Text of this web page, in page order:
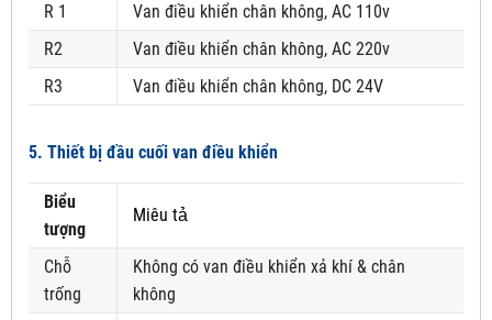
R 1
Van điều khiển chân không, AC 110v
R2
Van điều khiển chân không, AC 220v
R3
Van điều khiển chân không, DC 24V
5. Thiết bị đầu cuối van điều khiển
Biểu
tượng
Miêu tả
Chỗ
trống
Không có van điều khiển xả khí & chân
không